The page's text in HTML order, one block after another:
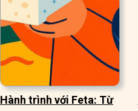
Hành trình với Feta: Từ